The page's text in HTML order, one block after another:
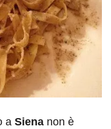
a Siena non è